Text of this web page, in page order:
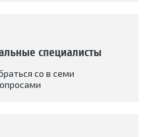
специалисты
со в семи